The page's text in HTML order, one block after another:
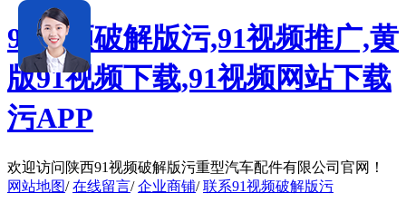
91视频破解版污,91视频推广,黄
版91视频下载,91视频网站下载
污APP
欢迎访问陕西91视频破解版污重型汽车配件有限公司官网！
网站地图/在线留言/企业商铺/联系91视频破解版污